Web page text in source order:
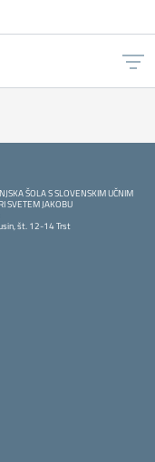
ŠOLA S SLOVENSKIM UČNIM
SVETEM JAKOBU
št. 12-14 Trst
iniziale della scuola